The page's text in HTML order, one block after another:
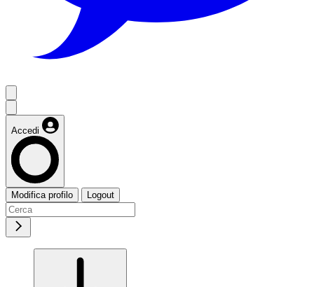
Accedi
Modifica profilo Logout